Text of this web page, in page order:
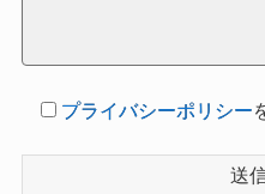
プライバシーポリシー
プライバシーポリシー